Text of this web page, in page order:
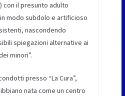
con il presunto adulto
modo subdolo e artificioso
nascondendo
spiegazioni alternative ai
minori”.
presso “La Cura”,
nata come un centro